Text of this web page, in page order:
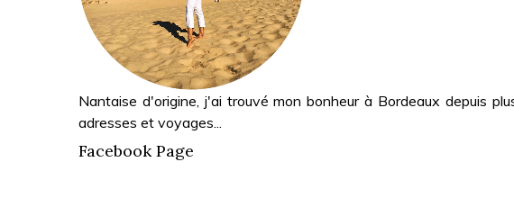
Nantaise d'origine, j'ai trouvé mon bonheur à Bordeaux depuis
adresses et voyages...
Facebook Page